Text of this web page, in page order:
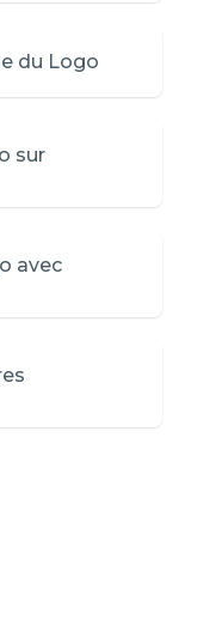
du Logo
sur
avec